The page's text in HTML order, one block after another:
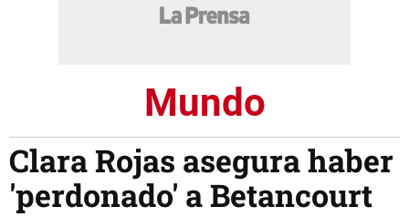
Mundo
Clara Rojas asegura haber
'perdonado' a Betancourt